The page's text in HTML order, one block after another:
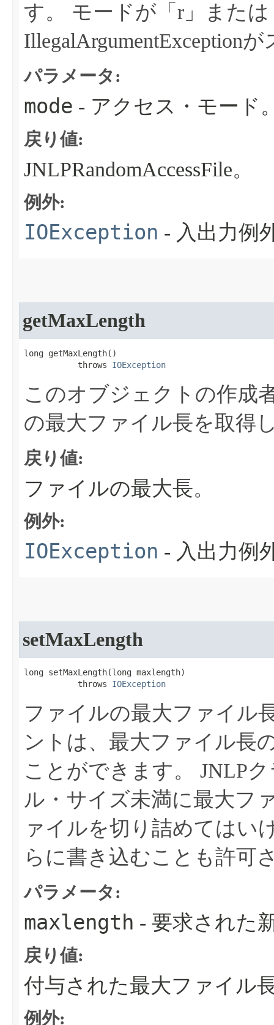
す。
モードが「r」また
IllegalArgumentException
パラメータ:
mode - アクセス・モード
戻り値:
JNLPRandomAccessFile。
例外:
IOException - 入出力例
getMaxLength
long getMaxLength​()
           throws
IOException
このオブジェクトの作成
の最大ファイル長を取得
戻り値:
ファイルの最大長。
例外:
IOException - 入出力例
setMaxLength
long setMaxLength​(long maxlength)
           throws
IOException
ファイルの最大ファイル
ントは、最大ファイル長
ことができます。
JNLP
ル・サイズ未満に最大フ
ァイルを切り詰めてはい
らに書き込むことも許可
パラメータ:
maxlength - 要求された
戻り値:
付与された最大ファイル
例外: